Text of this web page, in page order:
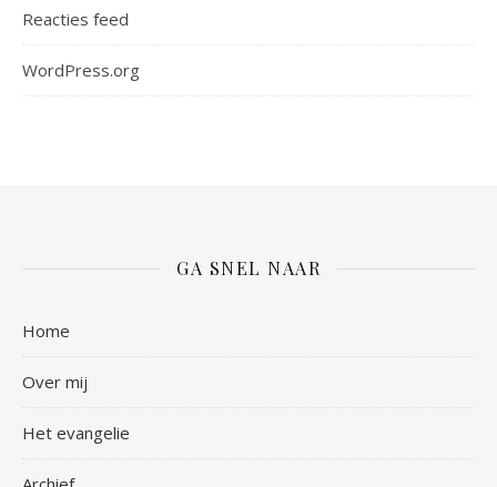
Reacties feed
WordPress.org
GA SNEL NAAR
Home
Over mij
Het evangelie